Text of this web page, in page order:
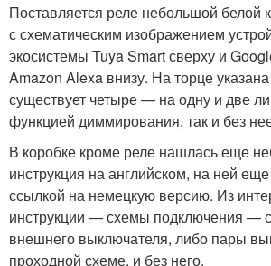
Поставляется реле небольшой белой
с схематическим изображением
экосистемы Tuya Smart сверху и
Amazon Alexa внизу. На торце
существует четыре — на одну и две
функцией диммирования, так и без
В коробке кроме реле нашлась еще
инструкция на английском, на ней
ссылкой на немецкую версию. Из
инструкции — схемы подключения —
внешнего выключателя, либо пары
проходной схеме, и без него.